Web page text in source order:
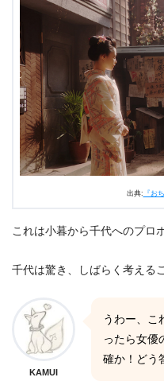
出典: 『お
これは小暮から千代へのプロ
千代は驚き、しばらく考える
KAMUI
うわー、こ
ったら女優
確か！どう